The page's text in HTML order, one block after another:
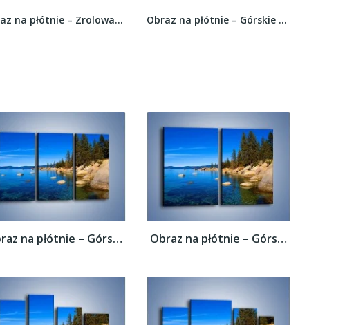
Obraz na płótnie – Zrolowane siano –... Obraz na płótnie – Górskie oczka wodne –...
Obraz na płótnie – Górska rzeka latem –... Obraz na płótnie – Górska rzeka latem –...